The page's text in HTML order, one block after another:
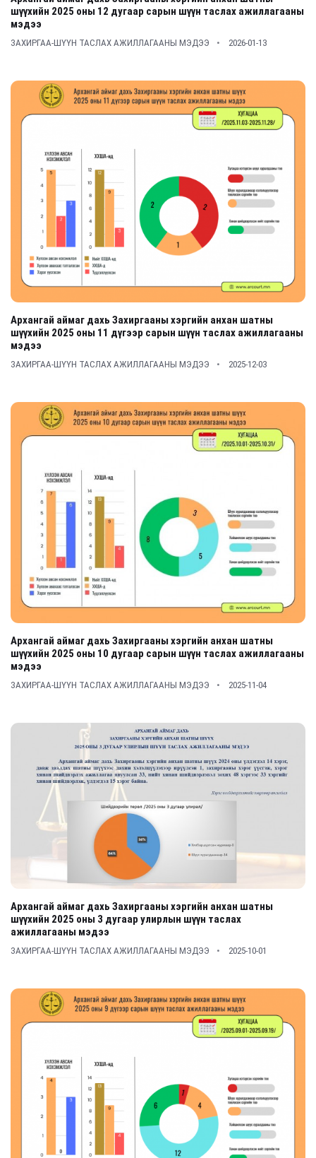
шүүхийн 2025 оны 12 дугаар сарын шүүн таслах ажиллагааны
мэдээ
ЗАХИРГАА-ШҮҮН ТАСЛАХ АЖИЛЛАГААНЫ МЭДЭЭ 2026-01-13
Архангай аймаг дахь Захиргааны хэргийн анхан шатны
шүүхийн 2025 оны 11 дүгээр сарын шүүн таслах ажиллагааны
мэдээ
ЗАХИРГАА-ШҮҮН ТАСЛАХ АЖИЛЛАГААНЫ МЭДЭЭ 2025-12-03
Архангай аймаг дахь Захиргааны хэргийн анхан шатны
шүүхийн 2025 оны 10 дугаар сарын шүүн таслах ажиллагааны
мэдээ
ЗАХИРГАА-ШҮҮН ТАСЛАХ АЖИЛЛАГААНЫ МЭДЭЭ 2025-11-04
Архангай аймаг дахь Захиргааны хэргийн анхан шатны
шүүхийн 2025 оны 3 дугаар улирлын шүүн таслах
ажиллагааны мэдээ
ЗАХИРГАА-ШҮҮН ТАСЛАХ АЖИЛЛАГААНЫ МЭДЭЭ 2025-10-01